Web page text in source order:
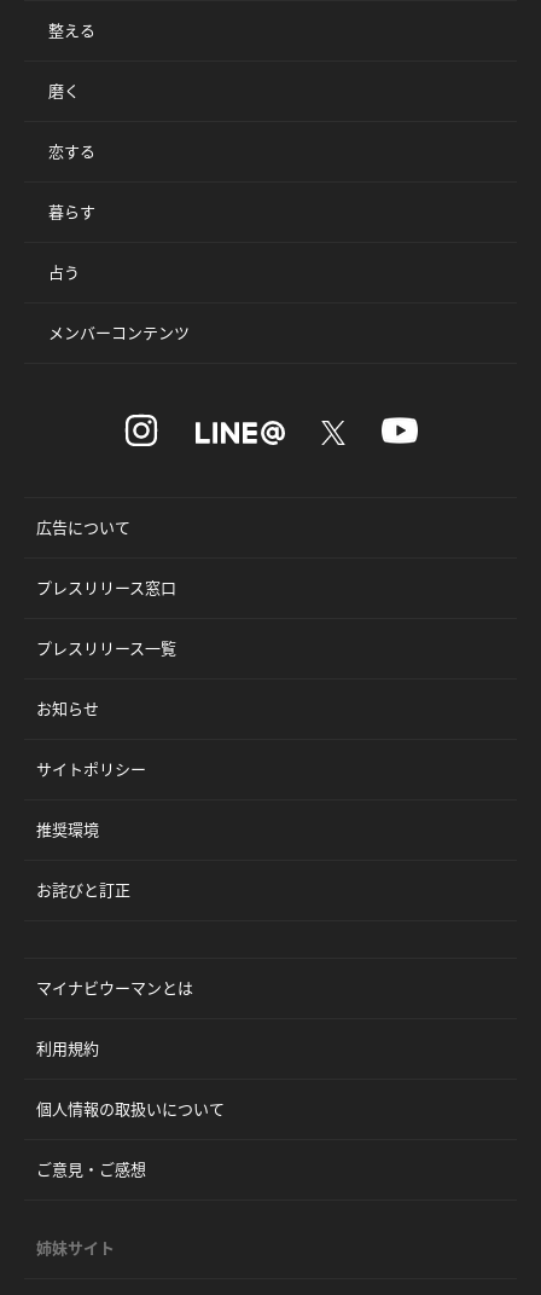
整える
磨く
恋する
暮らす
占う
メンバーコンテンツ
広告について
プレスリリース窓口
プレスリリース一覧
お知らせ
サイトポリシー
推奨環境
お詫びと訂正
マイナビウーマンとは
利用規約
個人情報の取扱いについて
ご意見・ご感想
姉妹サイト